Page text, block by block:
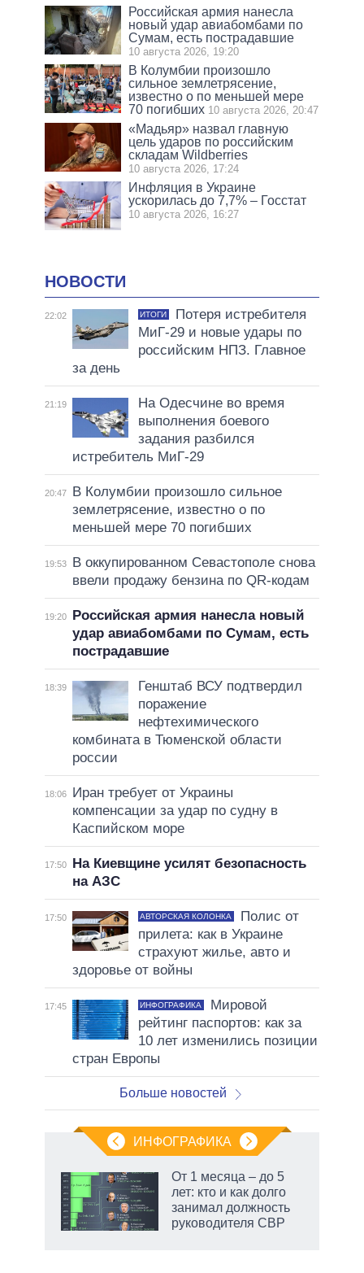
Российская армия нанесла
новый удар авиабомбами по
Сумам, есть пострадавшие
10 августа 2026, 19:20
В Колумбии произошло
сильное землетрясение,
известно о по меньшей мере
70 погибших 10 августа 2026, 20:47
«Мадьяр» назвал главную
цель ударов по российским
складам Wildberries
10 августа 2026, 17:24
Инфляция в Украине
ускорилась до 7,7% – Госстат
10 августа 2026, 16:27
НОВОСТИ
22:02 ИТОГИ
Потеря истребителя
МиГ-29 и новые удары по
российским НПЗ. Главное
за день
21:19
На Одесчине во время
выполнения боевого
задания разбился
истребитель МиГ-29
20:47
В Колумбии произошло сильное
землетрясение, известно о по
меньшей мере 70 погибших
19:53
В оккупированном Севастополе снова
ввели продажу бензина по QR-кодам
19:20
Российская армия нанесла новый
удар авиабомбами по Сумам, есть
пострадавшие
18:39
Генштаб ВСУ подтвердил
поражение
нефтехимического
комбината в Тюменской области
россии
18:06
Иран требует от Украины
компенсации за удар по судну в
Каспийском море
17:50
На Киевщине усилят безопасность
на АЗС
17:50 АВТОРСКАЯ КОЛОНКА
Полис от
прилета: как в Украине
страхуют жилье, авто и
здоровье от войны
17:45 ИНФОГРАФИКА
Мировой
рейтинг паспортов: как за
10 лет изменились позиции
стран Европы
Больше новостей
ИНФОГРАФИКА
От 1 месяца – до 5
лет: кто и как долго
занимал должность
руководителя СВР